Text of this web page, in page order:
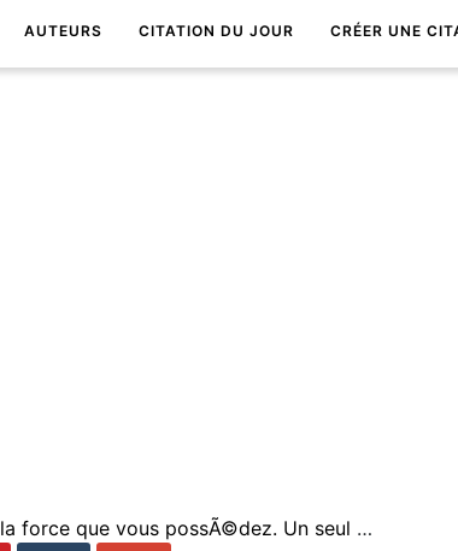
AUTEURS CITATION DU JOUR CRÉER UNE
La vie exige de vous la force que vous possÃ©dez. Un seul exploit est rÃ©alisable : ne pas sâ€™Ãªtre enfui.